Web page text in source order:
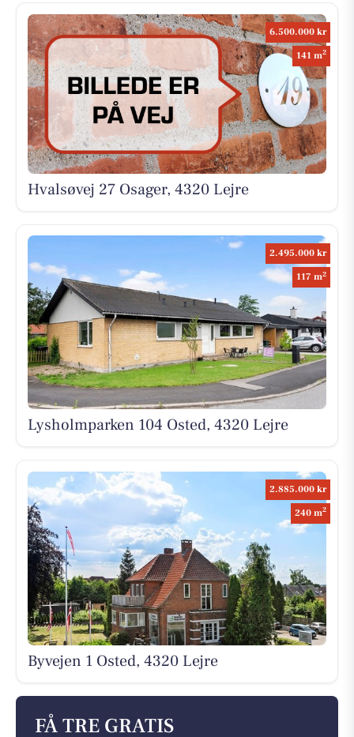
6.500.000 kr
141 m2
Hvalsøvej 27 Osager, 4320 Lejre
2.495.000 kr
117 m2
Lysholmparken 104 Osted, 4320 Lejre
2.885.000 kr
240 m2
Byvejen 1 Osted, 4320 Lejre
FÅ TRE GRATIS